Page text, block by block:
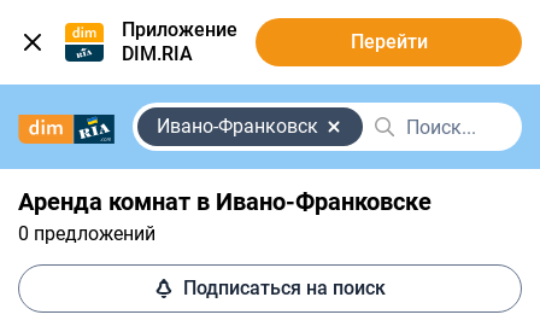
Приложение
DIM.RIA
Перейти
Ивано-Франковск
Аренда комнат в Ивано-Франковске
0 предложений
Подписаться на поиск